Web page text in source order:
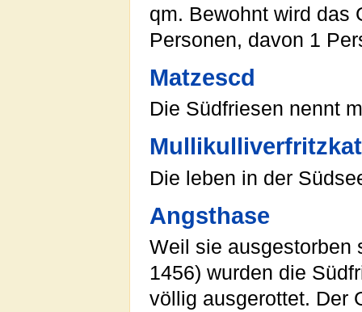
qm. Bewohnt wird das
Personen, davon 1
Matzescd
Die Südfriesen nennt
Die leben in der
Angsthase
Weil sie ausgestorben
1456) wurden die
völlig ausgerottet. Der